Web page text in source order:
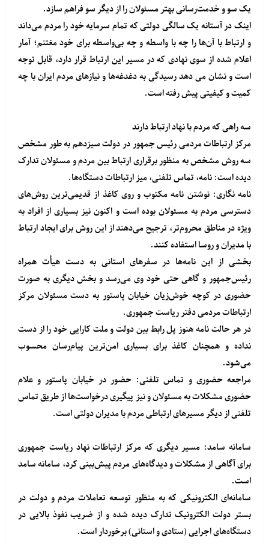
یک سو و خدمت‌رسانی بهتر مسئولان را از دیگر سو فراهم سازد.
اینک در آستانه یک سالگی دولتی که تمام سرمایه خود را مردم می‌داند
و ارتباط با آن‌ها را چه با واسطه و چه بی‌واسطه برای خود مغتنم؛ آمار
اعلام شده از سوی نهادی که در مسیر این ارتباط قرار دارد، قابل توجه
است و نشان می دهد رسیدگی به دغدغه‌ها و نیازهای مردم ایران با چه
کمیت و کیفیتی پیش رفته است.
سه راهی که مردم با نهاد ارتباط دارند
مرکز ارتباطات مردمی رئیس جمهور در دولت سیزدهم به طور مشخص
سه روش مشخص به منظور برقراری ارتباط بین مردم و مسئولان تدارک
دیده است: نامه، تماس تلفنی، میز ارتباطات دستگاه‌ها.
نامه نگاری: نوشتن نامه مکتوب و روی کاغذ از قدیمی‌ترین روش‌های
دسترسی مردم به مسئولان بوده است و اکنون نیز بسیاری از افراد به
ویژه در مناطق محروم‌تر، ترجیح می‌دهند از این روش برای ایجاد ارتباط
با مدیران و روسا استفاده کنند.
بخشی از این نامه‌ها در سفرهای استانی به دست هیأت همراه
رئیس‌جمهور و گاهی حتی خود وی می‌رسد و بخش دیگری به صورت
حضوری در کوچه خوش‌زیان خیابان پاستور به دست مسئولان مرکز
ارتباطات مردمی دفتر ریاست جمهوری.
در هر حالت نامه هنوز پل رابط بین دولت و ملت کارایی خود را از دست
نداده و همچنان کاغذ برای بسیاری امن‌ترین پیام‌رسان محسوب
می‌شود.
مراجعه حضوری و تماس تلفنی: حضور در خیابان پاستور و علام
حضوری مشکلات به مسئولان و نیز پیگیری درخواست‌ها از طریق تماس
تلفنی از دیگر مسیرهای ارتباطی مردم با مدیران دولتی است.
سامانه سامد: مسیر دیگری که مرکز ارتباطات نهاد ریاست جمهوری
برای آگاهی از مشکلات و دیدگاه‌های مردم پیش‌بینی کرد، سامانه سامد
است.
سامانه‌ای الکترونیکی که به منظور توسعه تعاملات مردم و دولت در
بستر دولت الکترونیک تدارک دیده شده و از ضریب نفوذ بالایی در
دستگاه‌های اجرایی (ستادی و استانی) برخوردار است.